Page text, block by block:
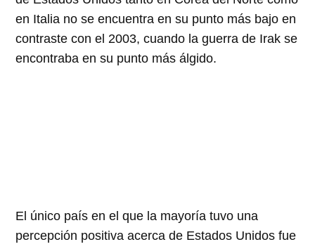
en Italia no se encuentra en su punto más bajo en
contraste con el 2003, cuando la guerra de Irak se
encontraba en su punto más álgido.
El único país en el que la mayoría tuvo una
percepción positiva acerca de Estados Unidos fue